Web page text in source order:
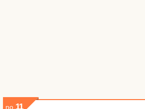
no. 11